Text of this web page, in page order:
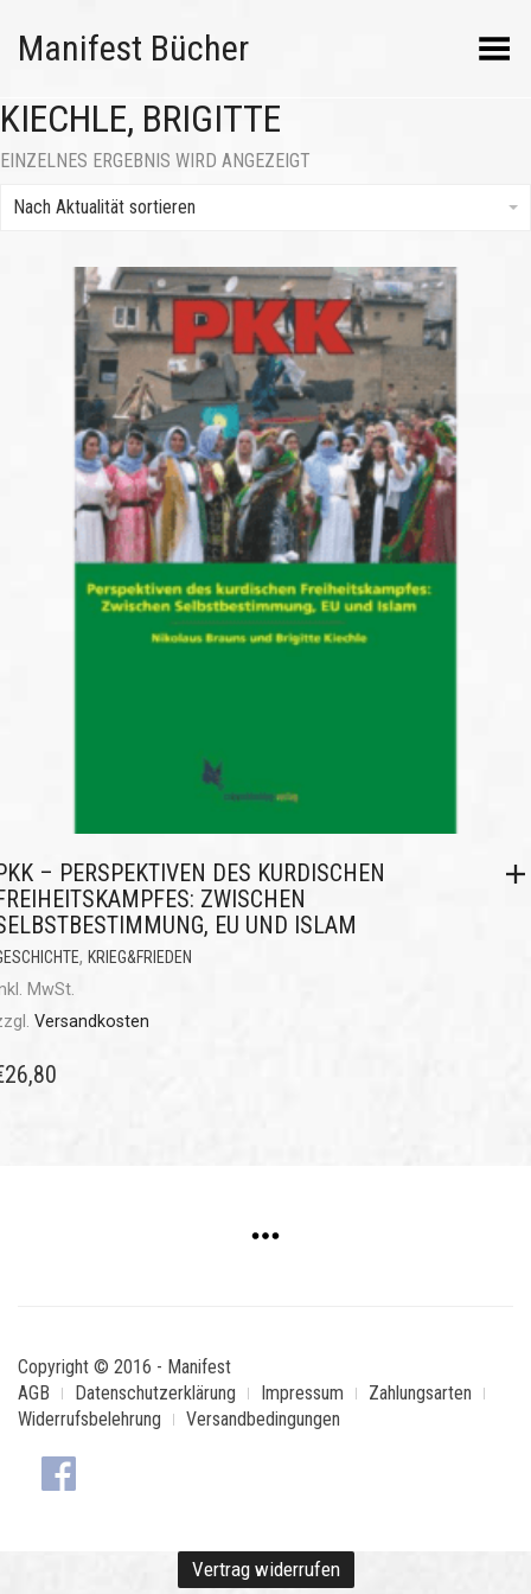
Manifest Bücher Menü umschalten
KIECHLE, BRIGITTE
EINZELNES ERGEBNIS WIRD ANGEZEIGT
Nach Aktualität sortieren
– PERSPEKTIVEN DES KURDISCHEN
ZWISCHEN
EU UND ISLAM
, KRIEG&FRIEDEN
MwSt.
Versandkosten
26,80
Copyright © 2016 - Manifest
AGB
Datenschutzerklärung Impressum
Zahlungsarten
Widerrufsbelehrung
Versandbedingungen
Vertrag widerrufen